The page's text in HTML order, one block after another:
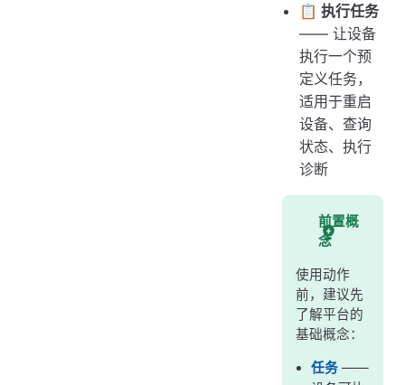
📋 执行任务
—— 让设备
执行一个预
定义任务，
适用于重启
设备、查询
状态、执行
诊断
前置概
念
使用动作
前，建议先
了解平台的
基础概念：
任务 ——